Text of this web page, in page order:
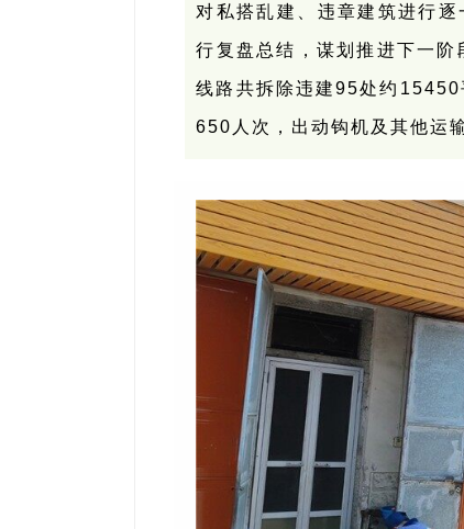
对私搭乱建、违章建筑进行
行复盘总结，谋划推进下一
线路共拆除违建95处约
650人次，出动钩机及其他运